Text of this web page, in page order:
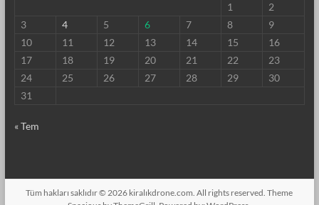
1
2
3
4 5 6 7 8
9
10
11 12 13 14 15
16
17
18 19 20 21 22
23
24
25 26 27 28 29
30
31
« Tem
Tüm hakları saklıdır © 2026 kiralıkdrone.com. All rights reserved. Theme